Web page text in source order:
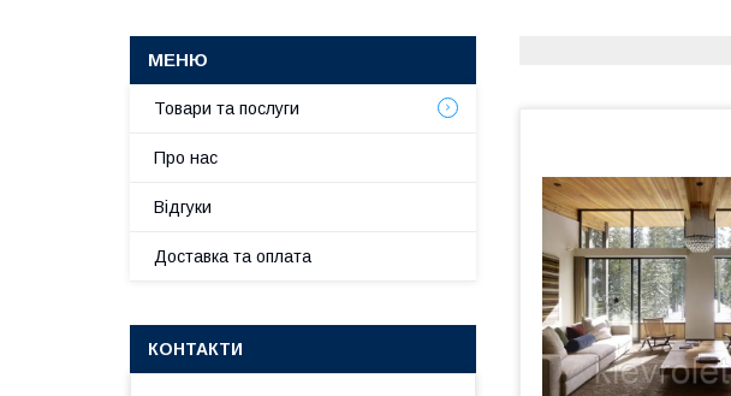
Товари та послуги
Про нас
Відгуки
Доставка та оплата
КОНТАКТИ